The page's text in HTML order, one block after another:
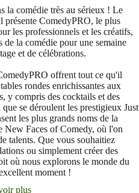
la comédie très au sérieux ! Le
présente ComedyPRO, le plus
les professionnels et les créatifs,
de la comédie pour une semaine
et de célébrations.
offrent tout ce qu'il
rondes enrichissantes aux
y compris des cocktails et des
se déroulent les prestigieux Just
les plus grands noms de la
New Faces of Comedy, où l'on
talents. Que vous souhaitiez
ou simplement créer des
où nous explorons le monde du
moment !
plus